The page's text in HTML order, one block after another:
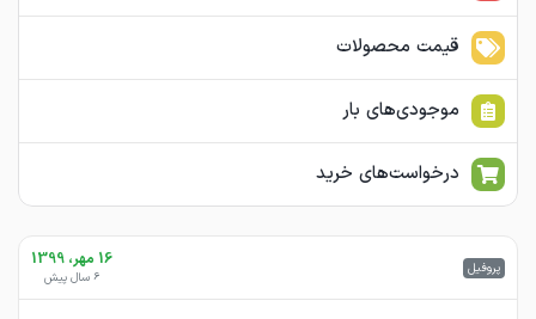
قیمت محصولات
موجودی‌های بار
درخواست‌های خرید
پروفیل 16 مهر، 1399
6 سال پیش